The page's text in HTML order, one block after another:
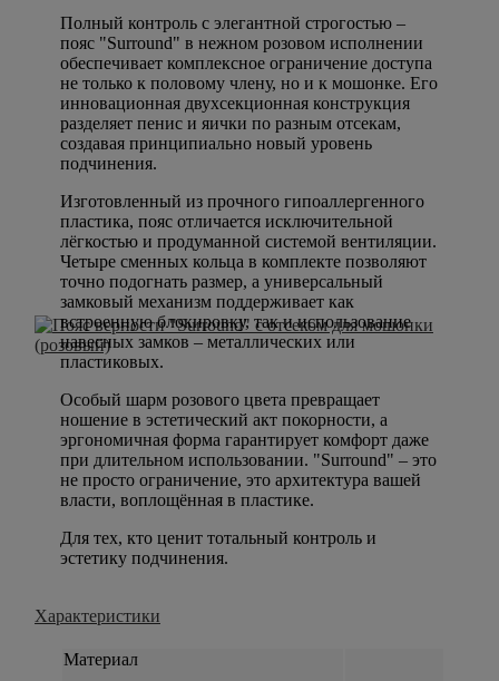
Полный контроль с элегантной строгостью –
пояс "Surround" в нежном розовом исполнении
обеспечивает комплексное ограничение доступа
не только к половому члену, но и к мошонке. Его
инновационная двухсекционная конструкция
разделяет пенис и яички по разным отсекам,
создавая принципиально новый уровень
подчинения.
Изготовленный из прочного гипоаллергенного
пластика, пояс отличается исключительной
лёгкостью и продуманной системой вентиляции.
Четыре сменных кольца в комплекте позволяют
точно подогнать размер, а универсальный
замковый механизм поддерживает как
встроенную блокировку, так и использование
навесных замков – металлических или
пластиковых.
Особый шарм розового цвета превращает
ношение в эстетический акт покорности, а
эргономичная форма гарантирует комфорт даже
при длительном использовании. "Surround" – это
не просто ограничение, это архитектура вашей
власти, воплощённая в пластике.
Для тех, кто ценит тотальный контроль и
эстетику подчинения.
Характеристики
Материал